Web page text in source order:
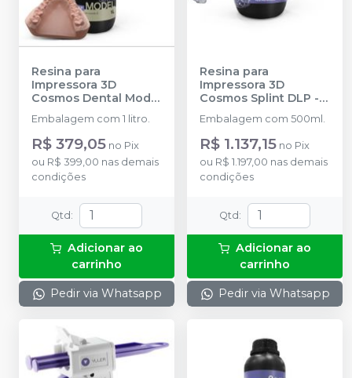
Resina para
Impressora 3D
Cosmos Dental Model
DLP/LCD
YLLER
Embalagem com 1 litro.
R$ 379,05 no Pix
ou R$ 399,00 nas demais
condições
Qtd :
Adicionar ao
carrinho
Pedir via Whatsapp
Resina para
Impressora 3D
Cosmos Splint DLP -
YLLER
Embalagem com 500ml.
R$ 1.137,15 no Pix
ou R$ 1.197,00 nas demais
condições
Qtd :
Adicionar ao
carrinho
Pedir via Whatsapp